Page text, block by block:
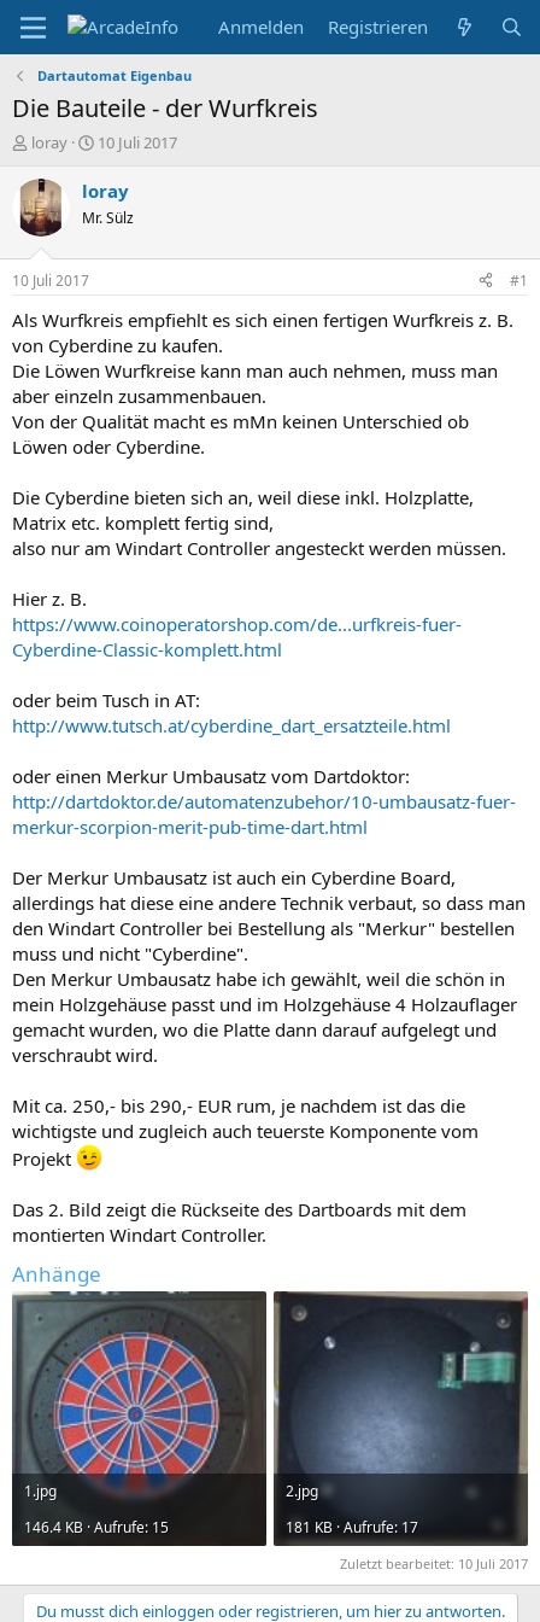
Anmelden Registrieren
Dartautomat Eigenbau
Die Bauteile - der Wurfkreis
E
s
t
e
e
r
loray
E
s
e
t
a
m
10 Juli 2017
loray
Mr. Sülz
10 Juli 2017 #1
Als Wurfkreis empfiehlt es sich einen fertigen Wurfkreis z. B.
von Cyberdine zu kaufen.
Die Löwen Wurfkreise kann man auch nehmen, muss man
aber einzeln zusammenbauen.
Von der Qualität macht es mMn keinen Unterschied ob
Löwen oder Cyberdine.
Die Cyberdine bieten sich an, weil diese inkl. Holzplatte,
Matrix etc. komplett fertig sind,
also nur am Windart Controller angesteckt werden müssen.
Hier z. B.
https://www.coinoperatorshop.com/de...urfkreis-fuer-
Cyberdine-Classic-komplett.html
oder beim Tusch in AT:
http://www.tutsch.at/cyberdine_dart_ersatzteile.html
oder einen Merkur Umbausatz vom Dartdoktor:
http://dartdoktor.de/automatenzubehor/10-umbausatz-fuer-
merkur-scorpion-merit-pub-time-dart.html
Der Merkur Umbausatz ist auch ein Cyberdine Board,
allerdings hat diese eine andere Technik verbaut, so dass man
den Windart Controller bei Bestellung als "Merkur" bestellen
muss und nicht "Cyberdine".
Den Merkur Umbausatz habe ich gewählt, weil die schön in
mein Holzgehäuse passt und im Holzgehäuse 4 Holzauflager
gemacht wurden, wo die Platte dann darauf aufgelegt und
verschraubt wird.
Mit ca. 250,- bis 290,- EUR rum, je nachdem ist das die
wichtigste und zugleich auch teuerste Komponente vom
Projekt
Das 2. Bild zeigt die Rückseite des Dartboards mit dem
montierten Windart Controller.
Anhänge
1.jpg
146.4 KB · Aufrufe: 15
2.jpg
181 KB · Aufrufe: 17
Zuletzt bearbeitet: 10 Juli 2017
Du musst dich einloggen oder registrieren, um hier zu antworten.